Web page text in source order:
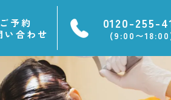
ご予約
い合わせ
0120-255-
(9:00〜